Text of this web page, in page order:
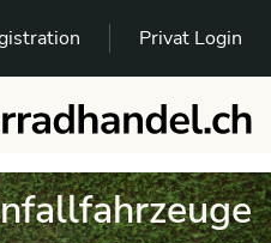
Privat Login